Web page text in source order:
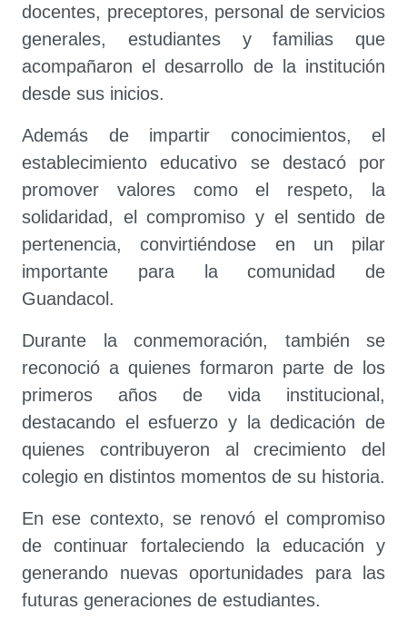
docentes, preceptores, personal de servicios
generales, estudiantes y familias que
acompañaron el desarrollo de la institución
desde sus inicios.
Además de impartir conocimientos, el
establecimiento educativo se destacó por
promover valores como el respeto, la
solidaridad, el compromiso y el sentido de
pertenencia, convirtiéndose en un pilar
importante para la comunidad de
Guandacol.
Durante la conmemoración, también se
reconoció a quienes formaron parte de los
primeros años de vida institucional,
destacando el esfuerzo y la dedicación de
quienes contribuyeron al crecimiento del
colegio en distintos momentos de su historia.
En ese contexto, se renovó el compromiso
de continuar fortaleciendo la educación y
generando nuevas oportunidades para las
futuras generaciones de estudiantes.